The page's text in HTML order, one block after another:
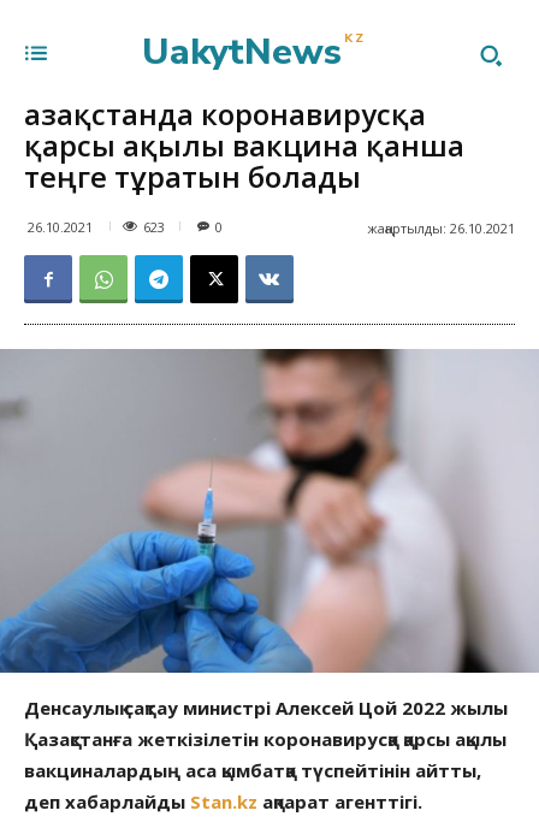
UakytNews KZ
Қазақстанда коронавирусқа
қарсы ақылы вакцина қанша
теңге тұратын болады
26.10.2021 623 жаңартылды: 26.10.2021
0
Денсаулық сақтау министрі Алексей Цой 2022 жылы
Қазақстанға жеткізілетін коронавирусқа қарсы ақылы
вакциналардың аса қымбатқа түспейтінін айтты,
деп хабарлайды Stan.kz ақпарат агенттігі.